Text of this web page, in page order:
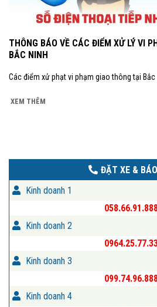
THÔNG BÁO VỀ CÁC ĐIỂM XỬ LÝ VI
BẮC NINH
Các điểm xử phạt vi phạm giao thông tại
XEM THÊM
ĐẶT XE &
Kinh doanh 1
Kinh doanh 2
Kinh doanh 3
Kinh doanh 4